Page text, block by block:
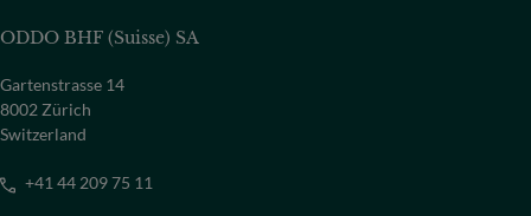
ODDO BHF (Suisse) SA
Gartenstrasse 14
8002 Zürich
Switzerland
+41 44 209 75 11